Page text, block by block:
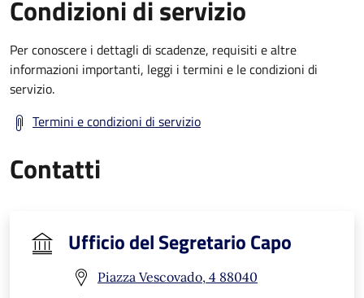
Condizioni di servizio
Per conoscere i dettagli di scadenze, requisiti e altre
informazioni importanti, leggi i termini e le condizioni di
servizio.
Termini e condizioni di servizio
Contatti
Ufficio del Segretario Capo
Piazza Vescovado, 4 88040